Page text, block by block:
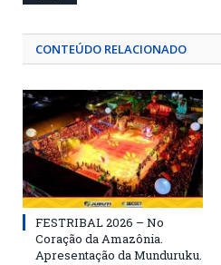
CONTEÚDO RELACIONADO
FESTRIBAL 2026 – No
Coração da Amazônia.
Apresentação da Munduruku.